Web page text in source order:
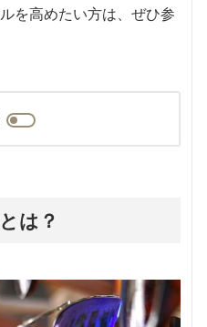
を高めたい方は、ぜひ参
は？